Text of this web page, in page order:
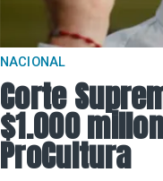
NACIONAL
Corte
$1.000
ProCultura